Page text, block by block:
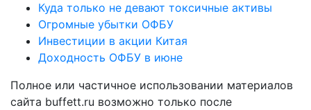
Куда только не девают токсичные активы
Огромные убытки ОФБУ
Инвестиции в акции Китая
Доходность ОФБУ в июне
Полное или частичное использовании материалов
сайта buffett.ru возможно только после